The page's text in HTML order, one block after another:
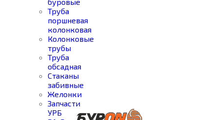
Труба
поршневая
колонковая
Колонковые
трубы
Труба
обсадная
Стаканы
забивные
Желонки
Запчасти
УРБ